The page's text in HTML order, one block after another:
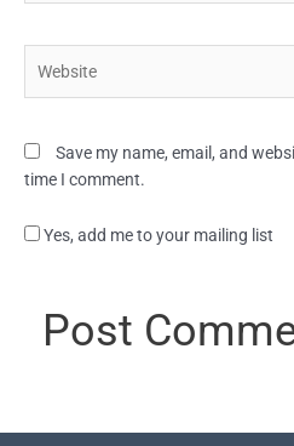
Save my name, email, and
time I comment.
Yes, add me to your mailing list